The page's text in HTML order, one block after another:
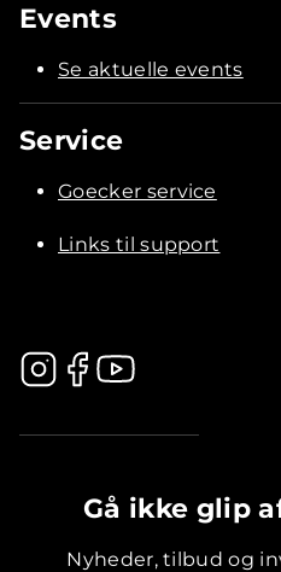
Events
Se aktuelle events
Service
Goecker service
Links til support
Gå ikke glip
Nyheder, tilbud og